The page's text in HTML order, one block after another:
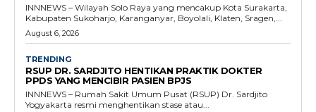
INNNEWS – Wilayah Solo Raya yang mencakup Kota Surakarta,
Kabupaten Sukoharjo, Karanganyar, Boyolali, Klaten, Sragen,...
August 6, 2026
TRENDING
RSUP DR. SARDJITO HENTIKAN PRAKTIK DOKTER
PPDS YANG MENCIBIR PASIEN BPJS
INNNEWS – Rumah Sakit Umum Pusat (RSUP) Dr. Sardjito
Yogyakarta resmi menghentikan stase atau...